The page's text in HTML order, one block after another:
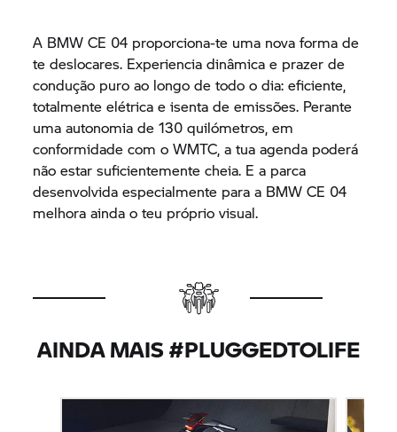
A BMW CE 04 proporciona-te uma nova forma de
te deslocares. Experiencia dinâmica e prazer de
condução puro ao longo de todo o dia: eficiente,
totalmente elétrica e isenta de emissões. Perante
uma autonomia de 130 quilómetros, em
conformidade com o WMTC, a tua agenda poderá
não estar suficientemente cheia. E a parca
desenvolvida especialmente para a BMW CE 04
melhora ainda o teu próprio visual.
AINDA MAIS #PLUGGEDTOLIFE